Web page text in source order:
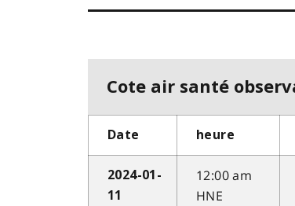
Cote air santé
Date heure
2024-01-
11
12:00 am
HNE